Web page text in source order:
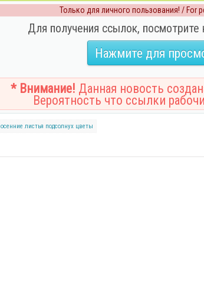
Только для личного пользования! / For
Для получения ссылок,
Нажмите для
* Внимание! Данная новость
Вероятность что ссылки
осенние листья подсолнух цветы